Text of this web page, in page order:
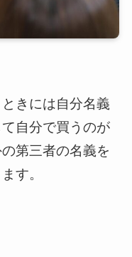
きには自分名義
自分で買うのが
第三者の名義を
す。